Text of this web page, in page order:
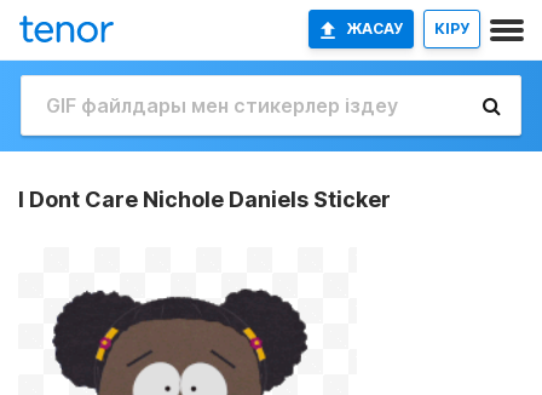
ЖАСАУ КІРУ
I Dont Care Nichole Daniels Sticker